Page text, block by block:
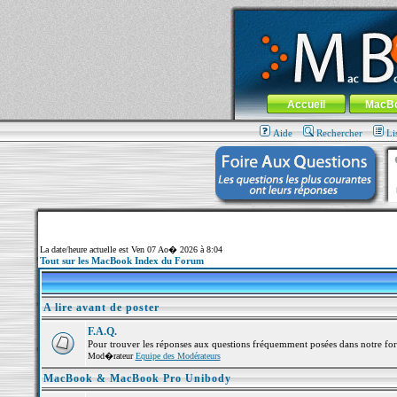
MacBook-fr.com : 100% Apple... 100%
Aller au contenu-Aller au menu
Menu général
Accueil
Aide Rechercher
La date/heure actuelle est Ven 07 Ao� 2026 à 8:04
Tout sur les MacBook Index du Forum
A lire avant de poster
F.A.Q.
Pour trouver les réponses aux questions fréquemment posées dans notre
Mod�rateurEquipe des Modérateurs
MacBook & MacBook Pro Unibody